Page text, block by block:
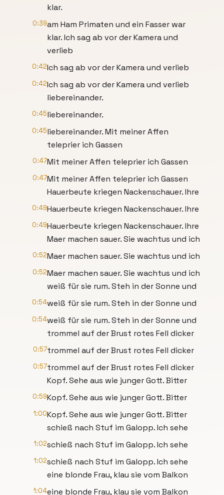
klar.
0:39am Ham Primaten und ein Fasser war
klar. Ich sag ab vor der Kamera und
verlieb
0:42Ich sag ab vor der Kamera und verlieb
0:42Ich sag ab vor der Kamera und verlieb
liebereinander.
0:45liebereinander.
0:45liebereinander. Mit meiner Affen
teleprier ich Gassen
0:47Mit meiner Affen teleprier ich Gassen
0:47Mit meiner Affen teleprier ich Gassen
Hauerbeute kriegen Nackenschauer. Ihre
0:49Hauerbeute kriegen Nackenschauer. Ihre
0:49Hauerbeute kriegen Nackenschauer. Ihre
Maer machen sauer. Sie wachtus und ich
0:52Maer machen sauer. Sie wachtus und ich
0:52Maer machen sauer. Sie wachtus und ich
weiß für sie rum. Steh in der Sonne und
0:54weiß für sie rum. Steh in der Sonne und
0:54weiß für sie rum. Steh in der Sonne und
trommel auf der Brust rotes Fell dicker
0:57trommel auf der Brust rotes Fell dicker
0:57trommel auf der Brust rotes Fell dicker
Kopf. Sehe aus wie junger Gott. Bitter
0:59Kopf. Sehe aus wie junger Gott. Bitter
1:00Kopf. Sehe aus wie junger Gott. Bitter
schieß nach Stuf im Galopp. Ich sehe
1:02schieß nach Stuf im Galopp. Ich sehe
1:02schieß nach Stuf im Galopp. Ich sehe
eine blonde Frau, klau sie vom Balkon
1:04eine blonde Frau, klau sie vom Balkon